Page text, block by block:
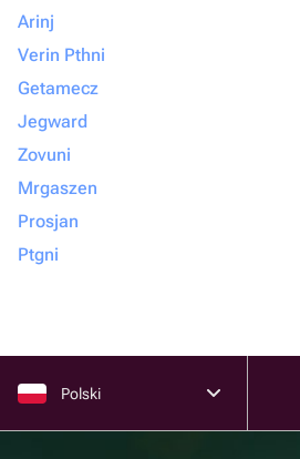
Arinj
Verin Pthni
Getamecz
Jegward
Zovuni
Mrgaszen
Prosjan
Ptgni
Polski